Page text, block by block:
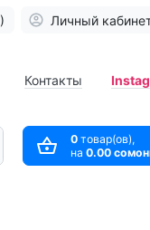
Личный
Контакты
0товар(ов),
на 0.00